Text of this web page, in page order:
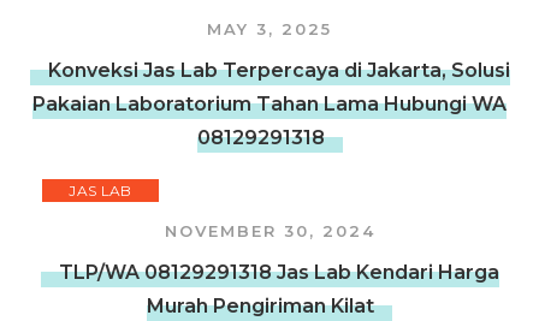
MAY 3, 2025
Konveksi Jas Lab Terpercaya di Jakarta, Solusi
Pakaian Laboratorium Tahan Lama Hubungi WA
08129291318
JAS LAB
NOVEMBER 30, 2024
TLP/WA 08129291318 Jas Lab Kendari Harga
Murah Pengiriman Kilat